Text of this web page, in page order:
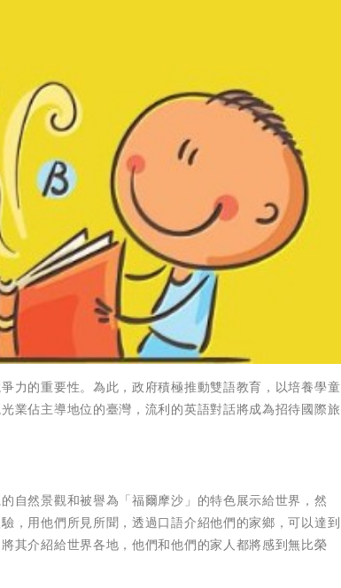
力的重要性。為此，政府積極推動雙語教育，以培養學童
業佔主導地位的臺灣，流利的英語對話將成為招待國際旅
自然景觀和被譽為「福爾摩沙」的特色展示給世界，然
，用他們所見所聞，透過口語介紹他們的家鄉，可以達到
其介紹給世界各地，他們和他們的家人都將感到無比榮